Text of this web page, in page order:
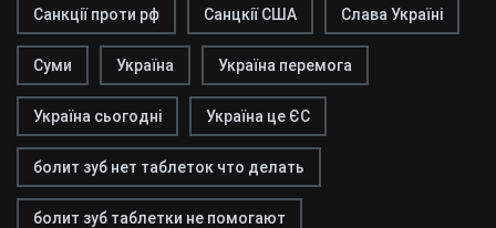
Санкції проти рф Санцкії США Слава Україні
Суми Україна Україна перемога
Україна сьогодні Україна це ЄС
болит зуб нет таблеток что делать
болит зуб таблетки не помогают